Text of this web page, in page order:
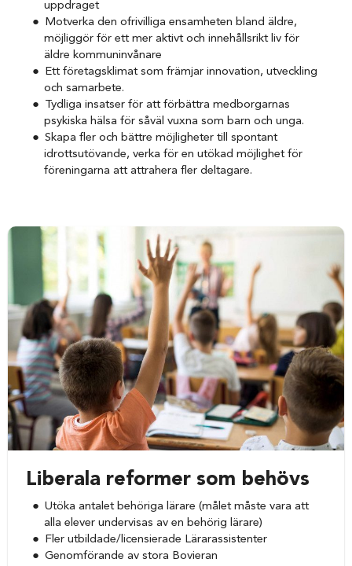
uppdraget
Motverka den ofrivilliga ensamheten bland äldre,
möjliggör för ett mer aktivt och innehållsrikt liv för
äldre kommuninvånare
Ett företagsklimat som främjar innovation, utveckling
och samarbete.
Tydliga insatser för att förbättra medborgarnas
psykiska hälsa för såväl vuxna som barn och unga.
Skapa fler och bättre möjligheter till spontant
idrottsutövande, verka för en utökad möjlighet för
föreningarna att attrahera fler deltagare.
Liberala reformer som behövs
Utöka antalet behöriga lärare (målet måste vara att
alla elever undervisas av en behörig lärare)
Fler utbildade/licensierade Lärarassistenter
Genomförande av stora Bovieran